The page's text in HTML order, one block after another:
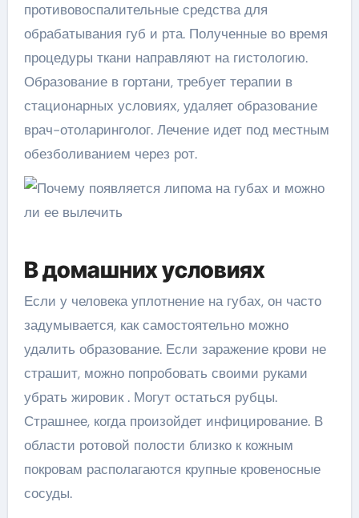
противовоспалительные средства для
обрабатывания губ и рта. Полученные во время
процедуры ткани направляют на гистологию.
Образование в гортани, требует терапии в
стационарных условиях, удаляет образование
врач-отоларинголог. Лечение идет под местным
обезболиванием через рот.
В домашних условиях
Если у человека уплотнение на губах, он часто
задумывается, как самостоятельно можно
удалить образование. Если заражение крови не
страшит, можно попробовать своими руками
убрать жировик . Могут остаться рубцы.
Страшнее, когда произойдет инфицирование. В
области ротовой полости близко к кожным
покровам располагаются крупные кровеносные
сосуды.